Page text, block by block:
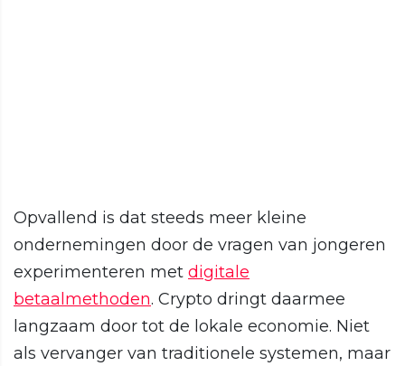
Opvallend is dat steeds meer kleine
ondernemingen door de vragen van jongeren
experimenteren met digitale
betaalmethoden. Crypto dringt daarmee
langzaam door tot de lokale economie. Niet
als vervanger van traditionele systemen, maar